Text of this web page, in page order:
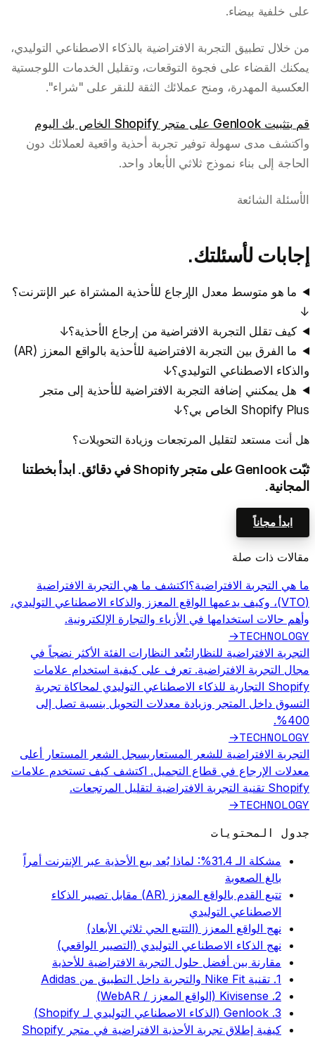
على خلفية بيضاء.
من خلال تطبيق التجربة الافتراضية بالذكاء الاصطناعي التوليدي،
يمكنك القضاء على فجوة التوقعات، وتقليل الخدمات اللوجستية
العكسية المهدرة، ومنح عملائك الثقة للنقر على "شراء".
قم بتثبيت Genlook على متجر Shopify الخاص بك اليوم
واكتشف مدى سهولة توفير تجربة أحذية واقعية لعملائك دون
الحاجة إلى بناء نموذج ثلاثي الأبعاد واحد.
الأسئلة الشائعة
إجابات لأسئلتك.
ما هو متوسط معدل الإرجاع للأحذية المشتراة عبر الإنترنت؟
↓
كيف تقلل التجربة الافتراضية من إرجاع الأحذية؟↓
ما الفرق بين التجربة الافتراضية للأحذية بالواقع المعزز (AR)
والذكاء الاصطناعي التوليدي؟↓
هل يمكنني إضافة التجربة الافتراضية للأحذية إلى متجر
Shopify Plus الخاص بي؟
↓
هل أنت مستعد لتقليل المرتجعات وزيادة التحويلات؟
ثبّت Genlook على متجر Shopify في دقائق. ابدأ بخطتنا
المجانية.
ابدأ مجاناً
مقالات ذات صلة
ما هي التجربة الافتراضية؟اكتشف ما هي التجربة الافتراضية
(VTO)، وكيف يدعمها الواقع المعزز والذكاء الاصطناعي التوليدي،
وأهم حالات استخدامها في الأزياء والتجارة الإلكترونية.
TECHNOLOGY
→
التجربة الافتراضية للنظاراتتُعد النظارات الفئة الأكثر نضجاً في
مجال التجربة الافتراضية. تعرف على كيفية استخدام علامات
Shopify التجارية للذكاء الاصطناعي التوليدي لمحاكاة تجربة
التسوق داخل المتجر وزيادة معدلات التحويل بنسبة تصل إلى
400%.
TECHNOLOGY
→
التجربة الافتراضية للشعر المستعار يسجل الشعر المستعار أعلى
معدلات الإرجاع في قطاع التجميل. اكتشف كيف تستخدم علامات
Shopify تقنية التجربة الافتراضية لتقليل المرتجعات.
TECHNOLOGY
→
جدول المحتويات
مشكلة الـ 31.4%: لماذا يُعد بيع الأحذية عبر الإنترنت أمراً
بالغ الصعوبة
تتبع القدم بالواقع المعزز (AR) مقابل تصيير الذكاء
الاصطناعي التوليدي
نهج الواقع المعزز (التتبع الحي ثلاثي الأبعاد)
نهج الذكاء الاصطناعي التوليدي (التصيير الواقعي)
مقارنة بين أفضل حلول التجربة الافتراضية للأحذية
1. تقنية Nike Fit والتجربة داخل التطبيق من Adidas
2. Kivisense (الواقع المعزز / WebAR)
3. Genlook (الذكاء الاصطناعي التوليدي لـ Shopify)
كيفية إطلاق تجربة الأحذية الافتراضية في متجر Shopify